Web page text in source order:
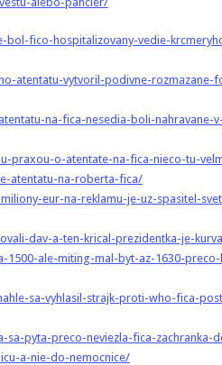
bol-fico-hospitalizovany-vedie-
atentatu-vytvoril-podivne-rozmazane-
na-fica-nesedia-boli-nahravane-
praxou-o-atentate-na-fica-nieco-tu-
atentatu-na-roberta-fica/
eur-na-reklamu-je-uz-spasitel-
dav-a-ten-krical-prezidentka-je-
1500-ale-miting-mal-byt-az-1630-
sa-vyhlasil-strajk-proti-who-fica-
sa-pyta-preco-neviezla-fica-zachranka-
a-nie-do-nemocnice/